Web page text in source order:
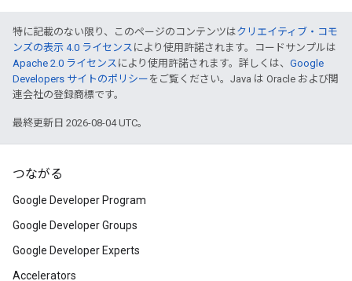
特に記載のない限り、このページのコンテンツはクリエイティブ・コモ
ンズの表示 4.0 ライセンス により使用許諾されます。コードサンプルは
Apache 2.0 ライセンス により使用許諾されます。詳しくは、 Google
Developers サイトのポリシー をご覧ください。Java は Oracle および関
連会社の登録商標です。
最終更新日 2026-08-04 UTC。
つながる
Google Developer Program
Google Developer Groups
Google Developer Experts
Accelerators